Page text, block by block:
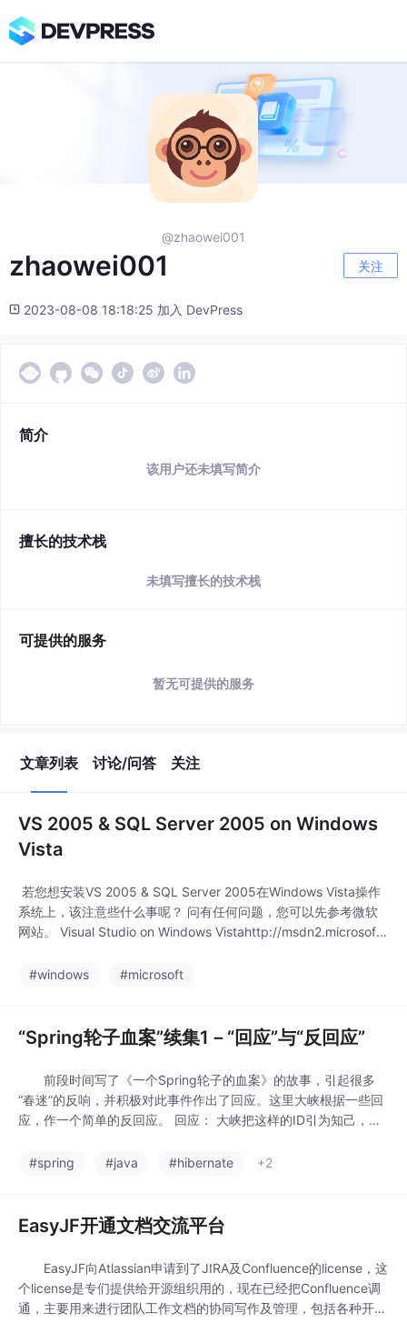
@zhaowei001
zhaowei001 关注
2023-08-08 18:18:25 加入 DevPress
简介
该用户还未填写简介
擅长的技术栈
未填写擅长的技术栈
可提供的服务
暂无可提供的服务
文章列表 讨论/问答 关注
VS 2005 & SQL Server 2005 on Windows
Vista
若您想安装VS 2005 & SQL Server 2005在Windows Vista操作
系统上，该注意些什么事呢？ 问有任何问题，您可以先参考微软
网站。 Visual Studio on Windows Vistahttp://msdn2.microsoft.
5 on "Micro
#windows #microsoft
“Spring轮子血案”续集1－“回应”与“反回应”
前段时间写了《一个Spring轮子的血案》的故事，引起很多
“春迷”的反响，并积极对此事件作出了回应。这里大峡根据一些回
应，作一个简单的反回应。 回应： 大峡把这样的ID引为知己，加
07/14/919903.aspx 反回应：首先大峡要非常感谢这位站出
#spring #java #hibernate +2
EasyJF开通文档交流平台
EasyJF向Atlassian申请到了JIRA及Confluence的license，这
个license是专们提供给开源组织用的，现在已经把Confluence调
通，主要用来进行团队工作文档的协同写作及管理，包括各种开源